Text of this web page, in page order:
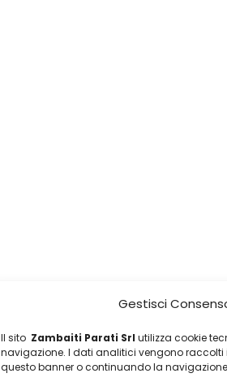
Gestisci
Il sito Zambaiti Parati Srl utilizza cookie
navigazione. I dati analitici vengono
questo banner o continuando la